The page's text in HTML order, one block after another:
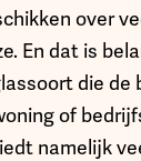
over
En dat is
die
of
namelijk